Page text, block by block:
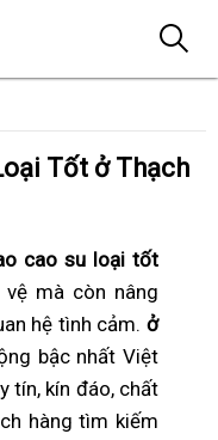
Tốt ở Thạch
cao su loại tốt
mà còn nâng
hệ tình cảm. ở
bậc nhất Việt
tín, kín đáo, chất
hàng tìm kiếm